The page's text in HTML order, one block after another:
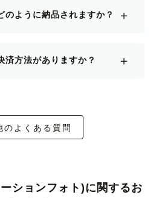
のように納品されますか？ ＋
済方法がありますか？ ＋
のよくある質問
ションフォト)に関するお